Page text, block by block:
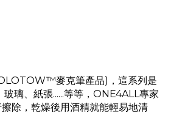
麥克筆產品)，這系列是
璃、紙張......等等，ONE4ALL專家
除，乾燥後用酒精就能輕易地清